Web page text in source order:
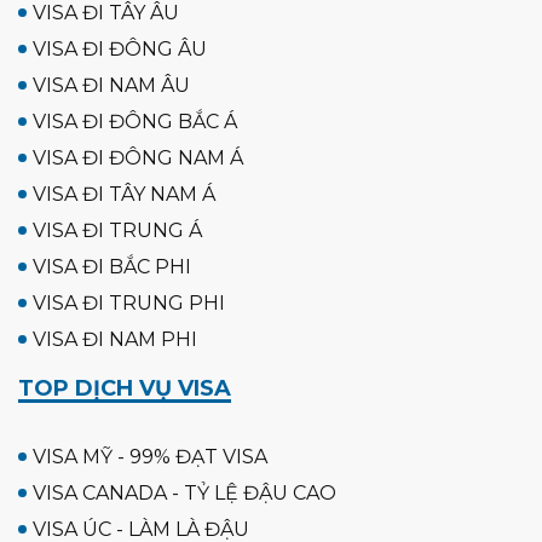
VISA ĐI TÂY ÂU
VISA ĐI ĐÔNG ÂU
VISA ĐI NAM ÂU
VISA ĐI ĐÔNG BẮC Á
VISA ĐI ĐÔNG NAM Á
VISA ĐI TÂY NAM Á
VISA ĐI TRUNG Á
VISA ĐI BẮC PHI
VISA ĐI TRUNG PHI
VISA ĐI NAM PHI
TOP DỊCH VỤ VISA
VISA MỸ - 99% ĐẠT VISA
VISA CANADA - TỶ LỆ ĐẬU CAO
VISA ÚC - LÀM LÀ ĐẬU